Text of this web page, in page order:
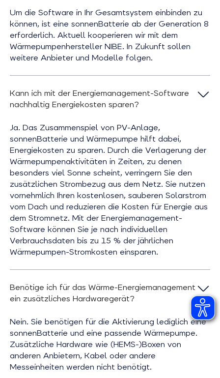
Um die Software in Ihr Gesamtsystem einbinden zu
können, ist eine sonnenBatterie ab der Generation 8
erforderlich. Aktuell kooperieren wir mit dem
Wärmepumpenhersteller NIBE. In Zukunft sollen
weitere Anbieter und Modelle folgen.
Kann ich mit der Energiemanagement-Software
nachhaltig Energiekosten sparen?
Ja. Das Zusammenspiel von PV-Anlage,
sonnenBatterie und Wärmepumpe hilft dabei,
Energiekosten zu sparen. Durch die Verlagerung der
Wärmepumpenaktivitäten in Zeiten, zu denen
besonders viel Sonne scheint, verringern Sie den
zusätzlichen Strombezug aus dem Netz. Sie nutzen
vornehmlich Ihren kostenlosen, sauberen Solarstrom
vom Dach und reduzieren die Kosten für Energie aus
dem Stromnetz. Mit der Energiemanagement-
Software können Sie je nach individuellen
Verbrauchsdaten bis zu 15 % der jährlichen
Wärmepumpen-Stromkosten einsparen.
Benötige ich für das Wärme-Energiemanagement
ein zusätzliches Hardwaregerät?
Nein. Sie benötigen für die Aktivierung lediglich eine
sonnenBatterie und eine passende Wärmepumpe.
Zusätzliche Hardware wie (HEMS-)Boxen von
anderen Anbietern, Kabel oder andere
Messeinheiten werden nicht benötigt.